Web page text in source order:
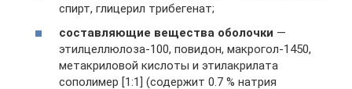
спирт, глицерил трибегенат;
составляющие вещества оболочки —
этилцеллюлоза-100, повидон, макрогол-1450,
метакриловой кислоты и этилакрилата
сополимер [1:1] (содержит 0.7 % натрия